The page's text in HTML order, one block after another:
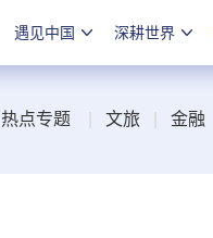
遇见中国 深耕世界
热点专题 文旅 金融